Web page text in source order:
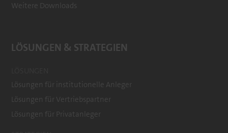
Weitere Downloads
LÖSUNGEN & STRATEGIEN
Lösungen für institutionelle Anleger
Lösungen für Vertriebspartner
Lösungen für Privatanleger